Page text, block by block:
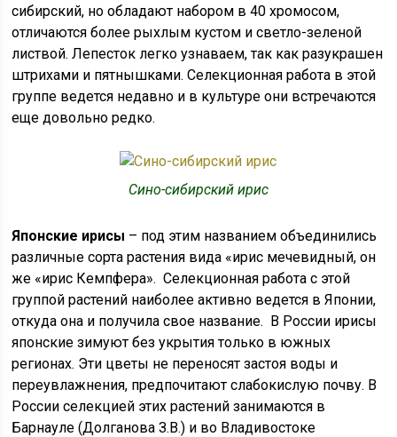
сибирский, но обладают набором в 40 хромосом,
отличаются более рыхлым кустом и светло-зеленой
листвой. Лепесток легко узнаваем, так как разукрашен
штрихами и пятнышками. Селекционная работа в этой
группе ведется недавно и в культуре они встречаются
еще довольно редко.
Сино-сибирский ирис
Японские ирисы – под этим названием объединились
различные сорта растения вида «ирис мечевидный, он
же «ирис Кемпфера». Селекционная работа с этой
группой растений наиболее активно ведется в Японии,
откуда она и получила свое название. В России ирисы
японские зимуют без укрытия только в южных
регионах. Эти цветы не переносят застоя воды и
переувлажнения, предпочитают слабокислую почву. В
России селекцией этих растений занимаются в
Барнауле (Долганова З.В.) и во Владивостоке